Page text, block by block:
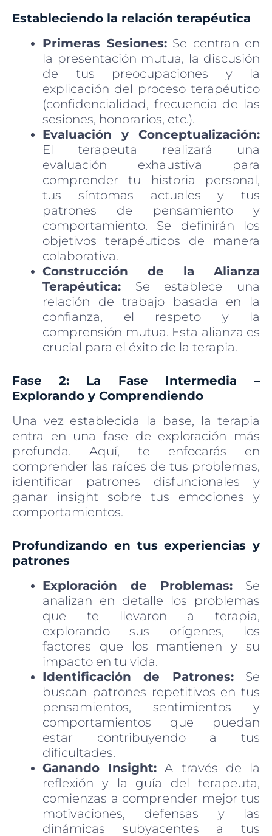
Estableciendo la relación terapéutica
Primeras Sesiones:Se centran en
la presentación mutua, la discusión
de tus preocupaciones y la
explicación del proceso terapéutico
(confidencialidad, frecuencia de las
sesiones, honorarios, etc.).
Evaluación y Conceptualización:
El terapeuta realizará una
evaluación exhaustiva para
comprender tu historia personal,
tus síntomas actuales y tus
patrones de pensamiento y
comportamiento. Se definirán los
objetivos terapéuticos de manera
colaborativa.
Construcción de la Alianza
Terapéutica: Se establece una
relación de trabajo basada en la
confianza, el respeto y la
comprensión mutua. Esta alianza es
crucial para el éxito de la terapia.
Fase 2: La Fase Intermedia –
Explorando y Comprendiendo
Una vez establecida la base, la terapia
entra en una fase de exploración más
profunda. Aquí, te enfocarás en
comprender las raíces de tus problemas,
identificar patrones disfuncionales y
ganar insight sobre tus emociones y
comportamientos.
Profundizando en tus experiencias y
patrones
Exploración de Problemas: Se
analizan en detalle los problemas
que te llevaron a terapia,
explorando sus orígenes, los
factores que los mantienen y su
impacto en tu vida.
Identificación de Patrones:Se
buscan patrones repetitivos en tus
pensamientos, sentimientos y
comportamientos que puedan
estar contribuyendo a tus
dificultades.
Ganando Insight: A través de la
reflexión y la guía del terapeuta,
comienzas a comprender mejor tus
motivaciones, defensas y las
dinámicas subyacentes a tus